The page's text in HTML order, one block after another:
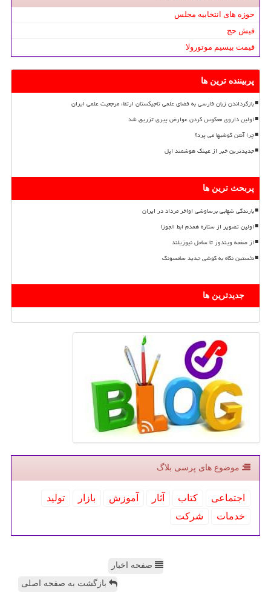
حوزه های انتخابیه مجلس
فیش حج
قیمت بیسیم موتورولا
پربیننده ترین ها
بازگرداندن زبان فارسی به فضای علمی تاجیکستان ارتقاء مرجعیت علمی ایران
اولین داروی معکوس کردن عوارض پیری تزریق شد
چرا آنتن گوشیها می پرد؟
جدیدترین خبر از عینک هوشمند اپل
پربحث ترین ها
بارندگی شهابی برساوشی اواخر مرداد در ایران
اولین تصویر از ستاره همدم ابط الجوزا
از صفحه ویندوز تا ساحل نیوزیلند
نخستین نگاه به گوشی جدید سامسونگ
جدیدترین ها
موضوع های پرسی بلاگ
اجتماعی كتاب آثار آموزش بازار
تولید
خدمات
شركت
صفحه اخبار
بازگشت به صفحه اصلی